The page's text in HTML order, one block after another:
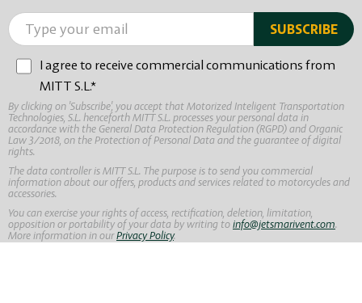
I agree to receive commercial communications from
MITT S.L.*
By clicking on 'Subscribe', you accept that Motorized Inteligent Transportation
Technologies, S.L. henceforth MITT S.L. processes your personal data in
accordance with the General Data Protection Regulation (RGPD) and Organic
Law 3/2018, on the Protection of Personal Data and the guarantee of digital
rights.
The data controller is MITT S.L. The purpose is to send you commercial
information about our offers, products and services related to motorcycles and
accessories.
You can exercise your rights of access, rectification, deletion, limitation,
opposition or portability of your data by writing toinfo@jetsmarivent.com.
More information in ourPrivacy Policy.